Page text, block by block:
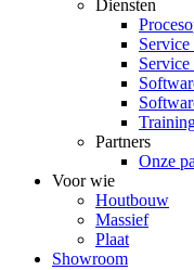
Diensten
Service
Partners
Onze
Voor wie
Houtbouw
Massief
Plaat
Showroom